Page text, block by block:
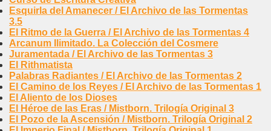
Esquirla del Amanecer / El Archivo de las Tormentas
3.5
El Ritmo de la Guerra / El Archivo de las Tormentas 4
Arcanum Ilimitado. La Colección del Cosmere
Juramentada / El Archivo de las Tormentas 3
El Rithmatista
Palabras Radiantes / El Archivo de las Tormentas 2
El Camino de los Reyes / El Archivo de las Tormentas 1
El Aliento de los Dioses
El Héroe de las Eras / Mistborn. Trilogía Original 3
El Pozo de la Ascensión / Mistborn. Trilogía Original 2